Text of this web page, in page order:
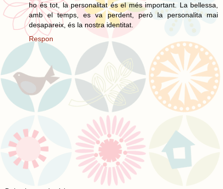
ho és tot, la personalitat és el més important. La bellessa,
amb el temps, es va perdent, però la personalita mai
desapareix, és la nostra identitat.
Respon